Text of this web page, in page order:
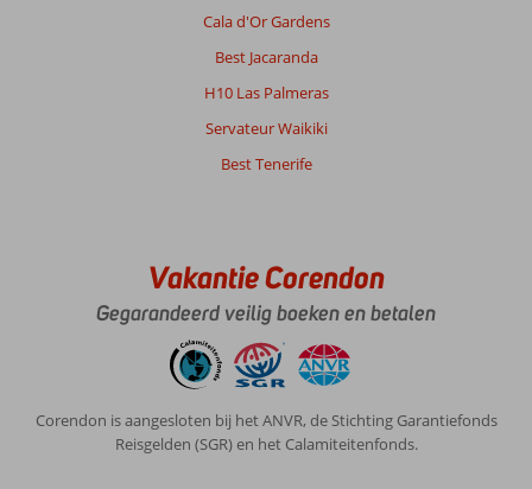
Cala d'Or Gardens
Best Jacaranda
H10 Las Palmeras
Servateur Waikiki
Best Tenerife
Vakantie Corendon
Gegarandeerd veilig boeken en betalen
Corendon is aangesloten bij het ANVR, de Stichting Garantiefonds
Reisgelden (SGR) en het Calamiteitenfonds.